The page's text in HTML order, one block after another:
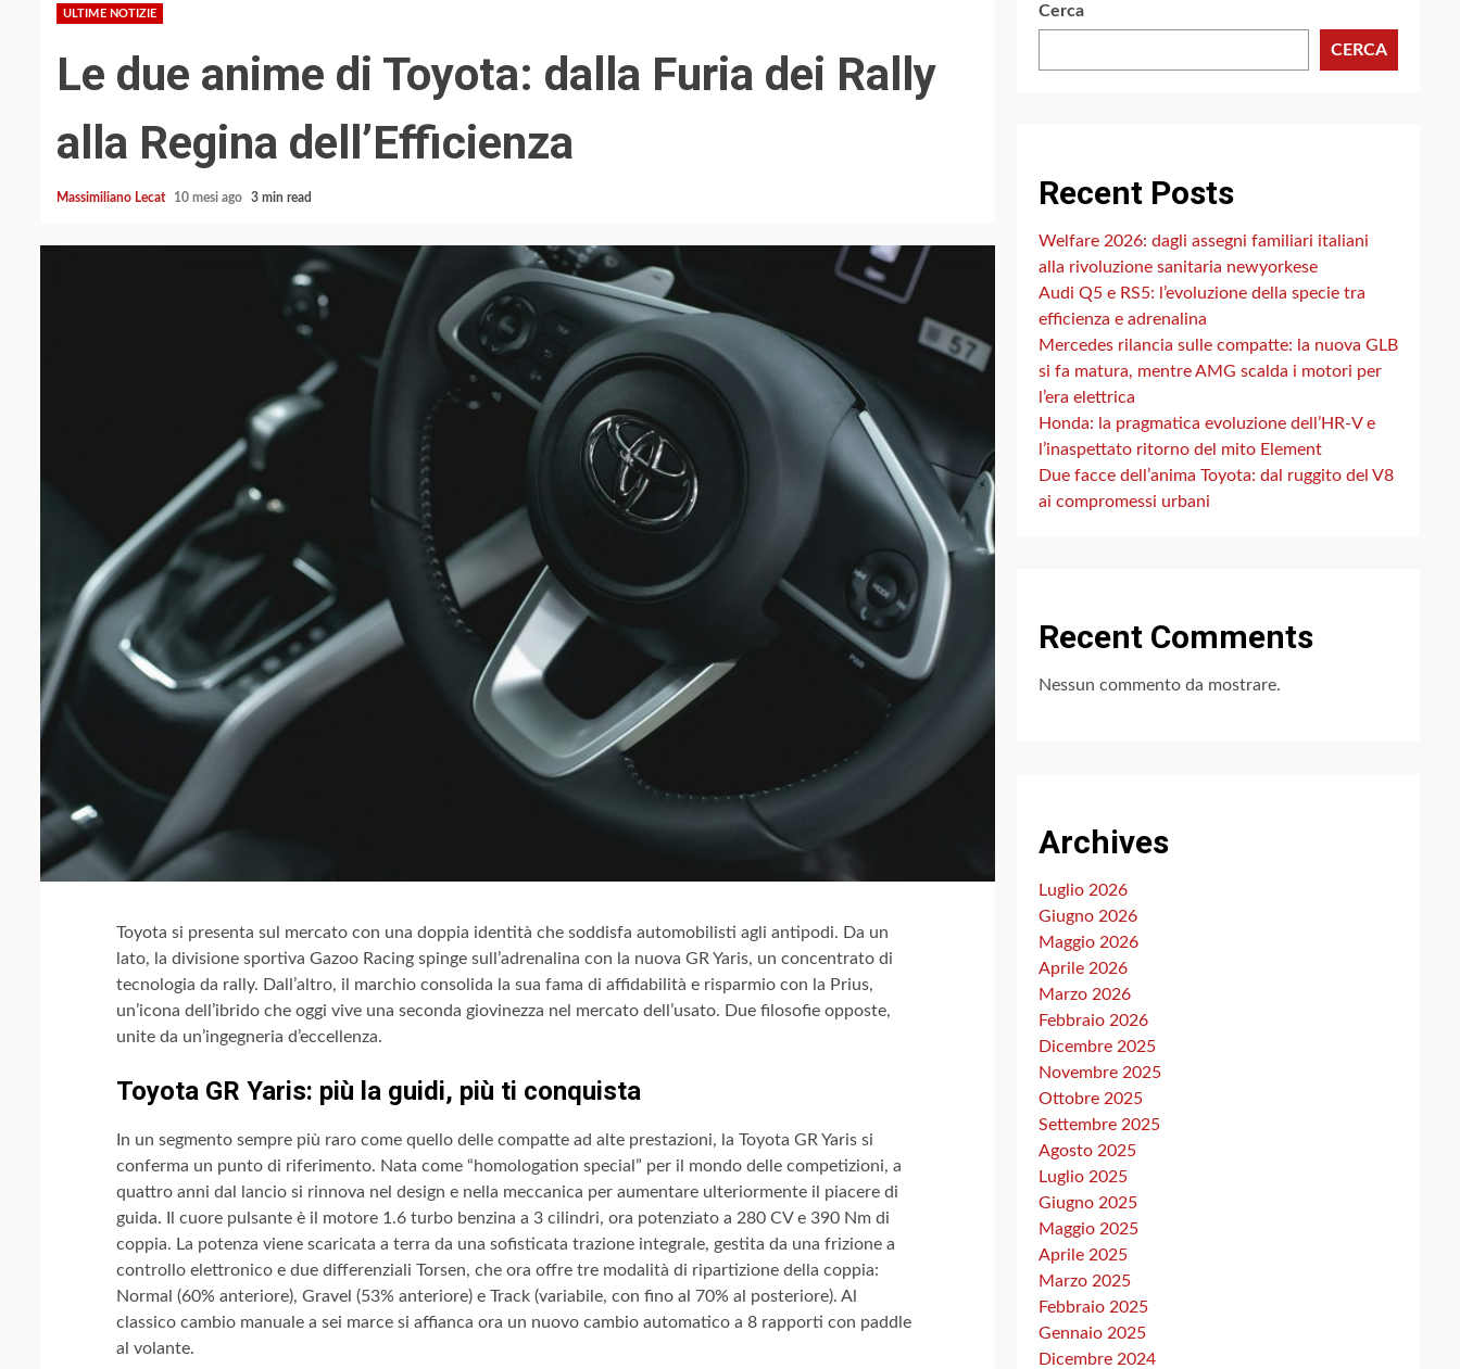
ULTIME NOTIZIE
Le due anime di Toyota: dalla Furia dei Rally
alla Regina dell’Efficienza
Massimiliano Lecat 10 mesi ago 3 min read
Toyota si presenta sul mercato con una doppia identità che soddisfa automobilisti agli antipodi. Da un
lato, la divisione sportiva Gazoo Racing spinge sull’adrenalina con la nuova GR Yaris, un concentrato di
tecnologia da rally. Dall’altro, il marchio consolida la sua fama di affidabilità e risparmio con la Prius,
un’icona dell’ibrido che oggi vive una seconda giovinezza nel mercato dell’usato. Due filosofie opposte,
unite da un’ingegneria d’eccellenza.
Toyota GR Yaris: più la guidi, più ti conquista
In un segmento sempre più raro come quello delle compatte ad alte prestazioni, la Toyota GR Yaris si
conferma un punto di riferimento. Nata come “homologation special” per il mondo delle competizioni, a
quattro anni dal lancio si rinnova nel design e nella meccanica per aumentare ulteriormente il piacere di
guida. Il cuore pulsante è il motore 1.6 turbo benzina a 3 cilindri, ora potenziato a 280 CV e 390 Nm di
coppia. La potenza viene scaricata a terra da una sofisticata trazione integrale, gestita da una frizione a
controllo elettronico e due differenziali Torsen, che ora offre tre modalità di ripartizione della coppia:
Normal (60% anteriore), Gravel (53% anteriore) e Track (variabile, con fino al 70% al posteriore). Al
classico cambio manuale a sei marce si affianca ora un nuovo cambio automatico a 8 rapporti con paddle
al volante.
Cerca
CERCA
Recent Posts
Welfare 2026: dagli assegni familiari italiani
alla rivoluzione sanitaria newyorkese
Audi Q5 e RS5: l’evoluzione della specie tra
efficienza e adrenalina
Mercedes rilancia sulle compatte: la nuova GLB
si fa matura, mentre AMG scalda i motori per
l’era elettrica
Honda: la pragmatica evoluzione dell’HR-V e
l’inaspettato ritorno del mito Element
Due facce dell’anima Toyota: dal ruggito del V8
ai compromessi urbani
Recent Comments
Nessun commento da mostrare.
Archives
Luglio 2026
Giugno 2026
Maggio 2026
Aprile 2026
Marzo 2026
Febbraio 2026
Dicembre 2025
Novembre 2025
Ottobre 2025
Settembre 2025
Agosto 2025
Luglio 2025
Giugno 2025
Maggio 2025
Aprile 2025
Marzo 2025
Febbraio 2025
Gennaio 2025
Dicembre 2024